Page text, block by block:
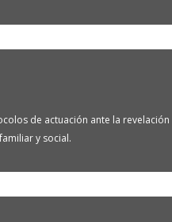
de actuación ante la revelación
y social.